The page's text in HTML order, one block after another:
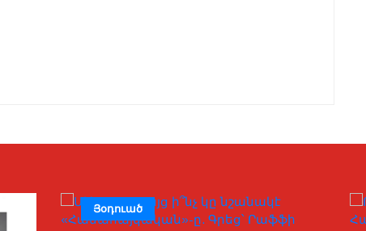
Յօդուած